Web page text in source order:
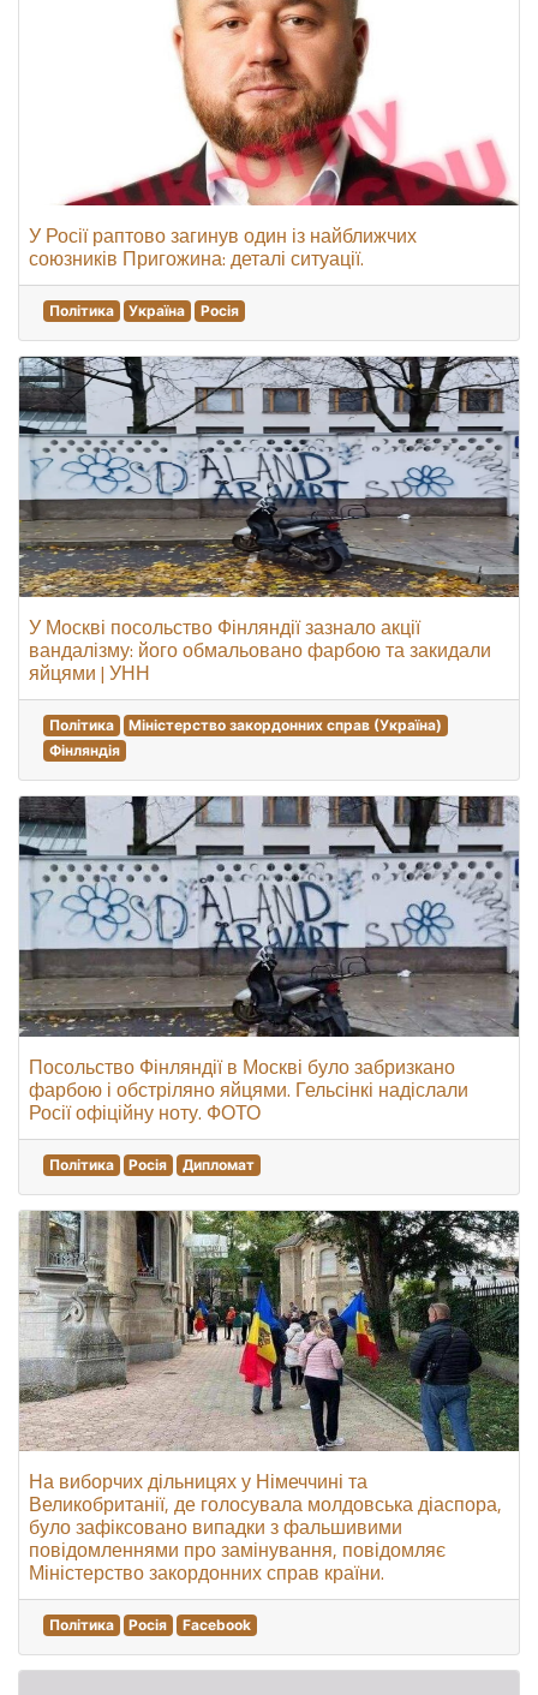
У Росії раптово загинув один із найближчих
союзників Пригожина: деталі ситуації.
Політика Україна Росія
У Москві посольство Фінляндії зазнало акції
вандалізму: його обмальовано фарбою та закидали
яйцями | УНН
Політика
Міністерство закордонних справ (Україна)
Фінляндія
Посольство Фінляндії в Москві було забризкано
фарбою і обстріляно яйцями. Гельсінкі надіслали
Росії офіційну ноту. ФОТО
Політика Росія Дипломат
На виборчих дільницях у Німеччині та
Великобританії, де голосувала молдовська діаспора,
було зафіксовано випадки з фальшивими
повідомленнями про замінування, повідомляє
Міністерство закордонних справ країни.
Політика Росія Facebook